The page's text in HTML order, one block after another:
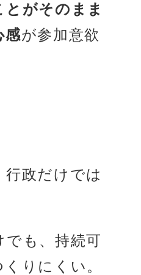
とがそのまま
感が参加意欲
行政だけでは
でも、持続可
りにくい。